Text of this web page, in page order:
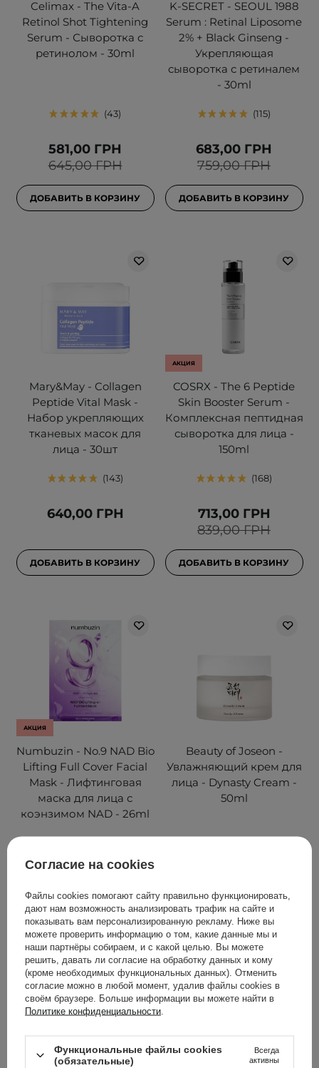
Celimax - The Vita-A
Retinol Shot Tightening
Serum - Сыворотка с
ретинолом - 30ml
43
645,00 ГРН
581,00 ГРН
ДОБАВИТЬ В КОРЗИНУ
K-SECRET - SEOUL 1988
Serum : Retinal Liposome
2% + Black Ginseng -
Укрепляющая
сыворотка с ретиналем
- 30ml
115
759,00 ГРН
683,00 ГРН
ДОБАВИТЬ В КОРЗИНУ
Mary&May - Collagen
Peptide Vital Mask -
Набор укрепляющих
тканевых масок для
лица - 30шт
143
640,00 ГРН
ДОБАВИТЬ В КОРЗИНУ
АКЦИЯ
COSRX - The 6 Peptide
Skin Booster Serum -
Комплексная пептидная
сыворотка для лица -
150ml
168
839,00 ГРН
713,00 ГРН
ДОБАВИТЬ В КОРЗИНУ
АКЦИЯ
Numbuzin - No.9 NAD Bio
Lifting Full Cover Facial
Mask - Лифтинговая
маска для лица с
коэнзимом NAD - 26ml
190,00 ГРН
ДОБАВИТЬ В КОРЗИНУ
Beauty of Joseon -
Увлажняющий крем для
лица - Dynasty Cream -
50ml
ДОБАВИТЬ В КОРЗИНУ
Согласие на cookies
Файлы cookies помогают сайту правильно функционировать,
дают нам возможность анализировать трафик на сайте и
показывать вам персонализированную рекламу. Ниже вы
можете проверить информацию о том, какие данные мы и
наши партнёры собираем, и с какой целью. Вы можете
решить, давать ли согласие на обработку данных и кому
(кроме необходимых функциональных данных). Отменить
согласие можно в любой момент, удалив файлы cookies в
своём браузере. Больше информации вы можете найти в
Политике конфиденциальности
Функциональные файлы cookies
(обязательные)
Всегда
активны